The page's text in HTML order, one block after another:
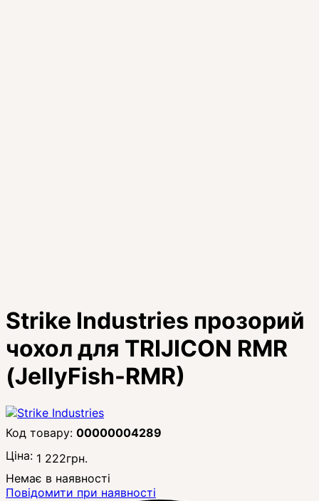
Strike Industries прозорий
чохол для TRIJICON RMR
(JellyFish-RMR)
00000004289
Ціна: 1 222грн.
Немає в наявності
Повідомити при наявності